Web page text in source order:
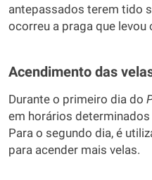
antepassados terem tido
ocorreu a praga que
Acendimento das
Durante o primeiro dia do
em horários
Para o segundo dia, é
para acender mais velas.